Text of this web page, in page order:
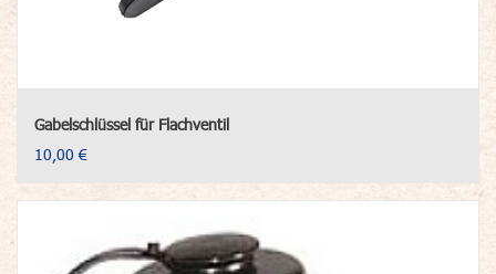
Gabelschlüssel für Flachventil
10,00 €